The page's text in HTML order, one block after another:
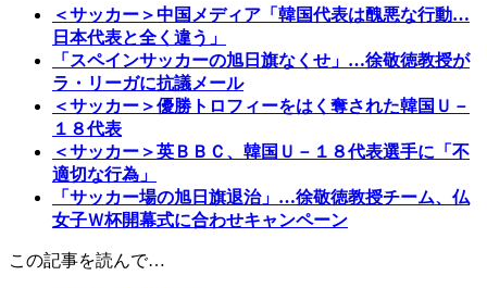
＜サッカー＞中国メディア「韓国代表は醜悪な行動…
日本代表と全く違う」
「スペインサッカーの旭日旗なくせ」…徐敬徳教授が
ラ・リーガに抗議メール
＜サッカー＞優勝トロフィーをはく奪された韓国Ｕ－
１８代表
＜サッカー＞英ＢＢＣ、韓国Ｕ－１８代表選手に「不
適切な行為」
「サッカー場の旭日旗退治」…徐敬徳教授チーム、仏
女子Ｗ杯開幕式に合わせキャンペーン
この記事を読んで…